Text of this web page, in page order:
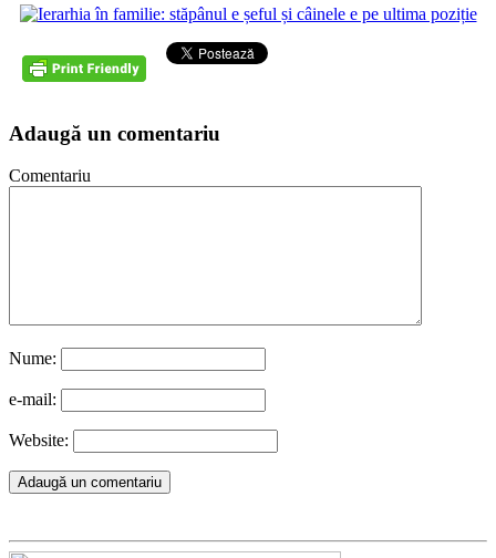
Adaugă un comentariu
Comentariu
Nume:
e-mail:
Website: